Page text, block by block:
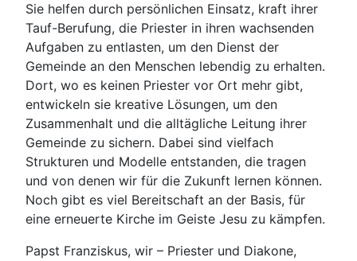
Sie helfen durch persönlichen Einsatz, kraft ihrer
Tauf-Berufung, die Priester in ihren wachsenden
Aufgaben zu entlasten, um den Dienst der
Gemeinde an den Menschen lebendig zu erhalten.
Dort, wo es keinen Priester vor Ort mehr gibt,
entwickeln sie kreative Lösungen, um den
Zusammenhalt und die alltägliche Leitung ihrer
Gemeinde zu sichern. Dabei sind vielfach
Strukturen und Modelle entstanden, die tragen
und von denen wir für die Zukunft lernen können.
Noch gibt es viel Bereitschaft an der Basis, für
eine erneuerte Kirche im Geiste Jesu zu kämpfen.
Papst Franziskus, wir – Priester und Diakone,